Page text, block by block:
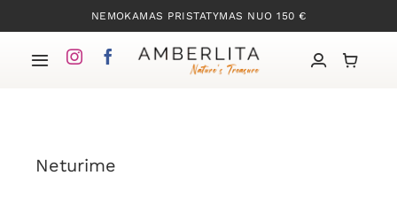
to
content
NEMOKAMAS PRISTATYMAS NUO 150 €
Toggle
Neturime